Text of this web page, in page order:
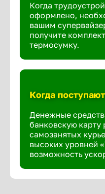
Когда
оформлено,
вашим
получите
термосумку.
Когда
Денежные
банковскую карту
самозанятых
высоких уровней
возможность